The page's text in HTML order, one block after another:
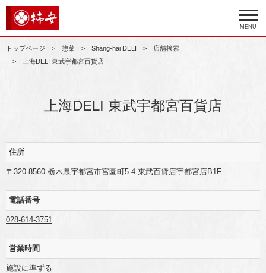
MENU
トップページ 惣菜 Shang-hai DELI
店舗検索
上海DELI 東武宇都宮百貨店
上海DELI 東武宇都宮百貨店
住所
〒320-8560 栃木県宇都宮市宮園町5-4 東武百貨店宇都宮店B1F
電話番号
028-614-3751
営業時間
施設に準ずる